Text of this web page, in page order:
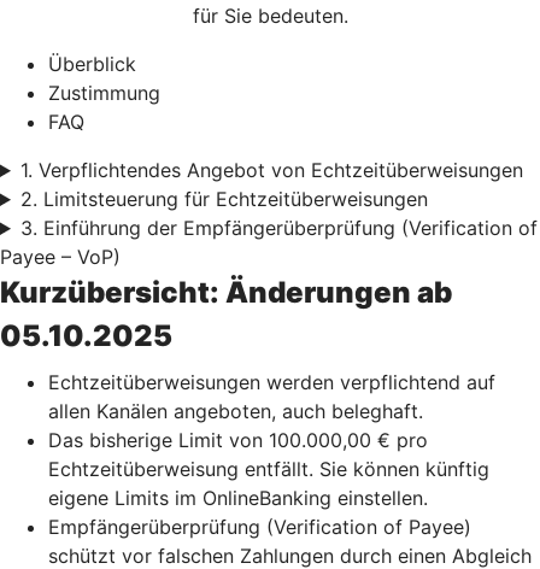
für Sie bedeuten.
Überblick
Zustimmung
FAQ
1. Verpflichtendes Angebot von Echtzeitüberweisungen
2. Limitsteuerung für Echtzeitüberweisungen
3. Einführung der Empfängerüberprüfung (Verification of
Payee – VoP)
Kurzübersicht: Änderungen ab
05.10.2025
Echtzeitüberweisungen werden verpflichtend auf
allen Kanälen angeboten, auch beleghaft.
Das bisherige Limit von 100.000,00 € pro
Echtzeitüberweisung entfällt. Sie können künftig
eigene Limits im OnlineBanking einstellen.
Empfängerüberprüfung (Verification of Payee)
schützt vor falschen Zahlungen durch einen Abgleich